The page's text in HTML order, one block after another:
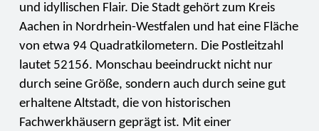
und idyllischen Flair. Die Stadt gehört zum Kreis
Aachen in Nordrhein-Westfalen und hat eine Fläche
von etwa 94 Quadratkilometern. Die Postleitzahl
lautet 52156. Monschau beeindruckt nicht nur
durch seine Größe, sondern auch durch seine gut
erhaltene Altstadt, die von historischen
Fachwerkhäusern geprägt ist. Mit einer